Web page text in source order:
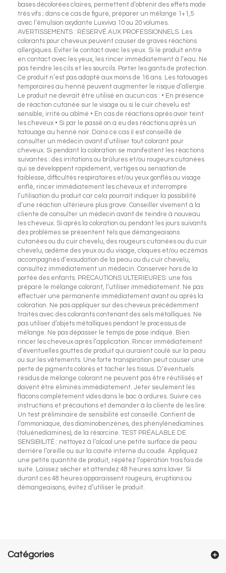
bases décolorées claires, permettent d’obtenir des effets mode
très vifs ; dans ce cas de figure, préparer un mélange 1+1,5
avec l’émulsion oxydante Luxviva 10 ou 20 volumes.
AVERTISSEMENTS : RÉSERVÉ AUX PROFESSIONNELS. Les
colorants pour cheveux peuvent causer de graves réactions
allergiques. Eviter le contact avec les yeux. Si le produit entre
en contact avec les yeux, les rincer immédiatement à l’eau. Ne
pas teindre les cils et les sourcils. Porter les gants de protection.
Ce produit n’est pas adapté aux moins de 16 ans. Les tatouages
temporaires au henné peuvent augmenter le risque d’allergie.
Le produit ne devrait être utilisé en aucun cas : • En présence
de réaction cutanée sur le visage ou si le cuir chevelu est
sensible, irrité ou abîmé • En cas de réactions après avoir teint
les cheveux • Si par le passé on a eu des réactions après un
tatouage au henné noir. Dans ce cas il est conseillé de
consulter un médecin avant d’utiliser tout colorant pour
cheveux. Si pendant la coloration se manifestent les réactions
suivantes : des irritations ou brûlures et/ou rougeurs cutanées
qui se développent rapidement, vertiges ou sensation de
faiblesse, difficultés respiratoires et/ou yeux gonflés ou visage
enflé, rincer immédiatement les cheveux et interrompre
l’utilisation du produit car cela pourrait indiquer la possibilité
d’une réaction ultérieure plus grave. Conseiller vivement à la
cliente de consulter un médecin avant de teindre à nouveau
les cheveux. Si après la coloration ou pendant les jours suivants
des problèmes se présentent tels que démangeaisons
cutanées ou du cuir chevelu, des rougeurs cutanées ou du cuir
chevelu, œdème des yeux ou du visage, cloques et/ou eczémas
accompagnés d’exsudation de la peau ou du cuir chevelu,
consultez immédiatement un médecin. Conserver hors de la
portée des enfants. PRECAUTIONS ULTERIEURES: une fois
préparé le mélange colorant, l’utiliser immédiatement. Ne pas
effectuer une permanente immédiatement avant ou après la
coloration. Ne pas appliquer sur des cheveux précédemment
traités avec des colorants contenant des sels métalliques. Ne
pas utiliser d’objets métalliques pendant le processus de
mélange. Ne pas dépasser le temps de pose indiqué. Bien
rincer les cheveux après l’application. Rincer immédiatement
d’éventuelles gouttes de produit qui auraient coulé sur la peau
ou sur les vêtements. Une forte transpiration peut causer une
perte de pigments colorés et tacher les tissus. D’éventuels
résidus de mélange colorant ne peuvent pas être réutilisés et
doivent être éliminés immédiatement. Jeter seulement les
flacons complètement vides dans le bac à ordures. Suivre ces
instructions et précautions et demander à la cliente de les lire.
Un test préliminaire de sensibilité est conseillé. Contient de
l’ammoniaque, des diaminobenzènes, des phénylènediamines
(toluènediamines), de la résorcine. TEST PRÉALABLE DE
SENSIBILITÉ : nettoyez à l’alcool une petite surface de peau
derrière l’oreille ou sur la cavité interne du coude. Appliquez
une petite quantité de produit, répétez l’opération trois fois de
suite. Laissez sécher et attendez 48 heures sans laver. Si
durant ces 48 heures apparaissent rougeurs, éruptions ou
démangeaisons, évitez d’utiliser le produit.
Catégories